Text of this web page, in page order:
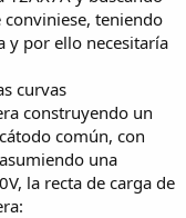
conviniese, teniendo
y por ello necesitaría
curvas
construyendo un
común, con
una
la recta de carga de